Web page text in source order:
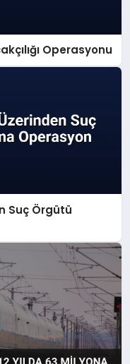
Operasyonu
Suç Örgütü